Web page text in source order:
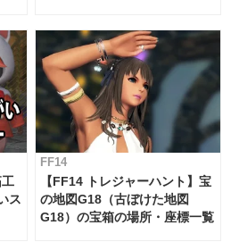
ス
FF14
【FF14 トレジャーハント】宝
の地図G18（古ぼけた地図
G18）の宝箱の場所・座標一覧